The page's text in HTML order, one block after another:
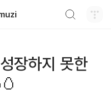
장하지 못한